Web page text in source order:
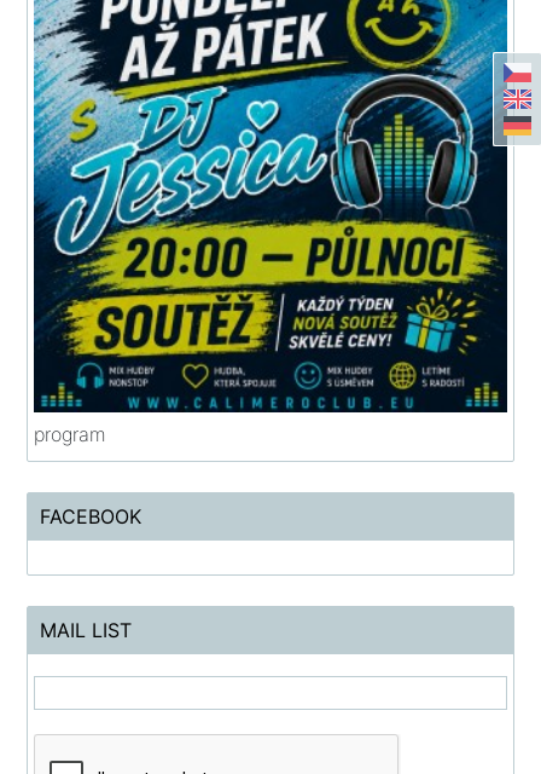
program
FACEBOOK
MAIL LIST